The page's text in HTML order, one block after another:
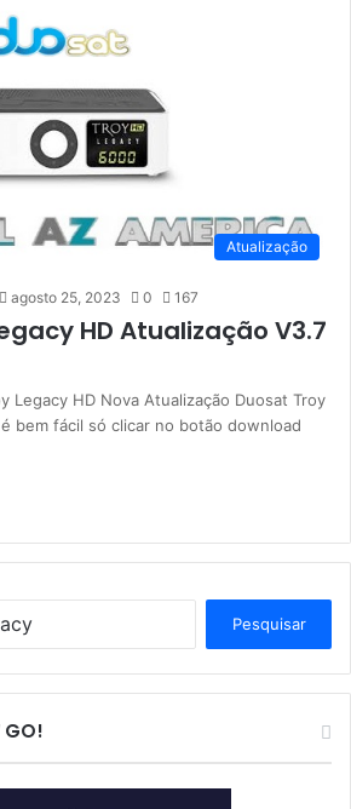
Atualização
agosto 25, 2023 0 167
HD Atualização V3.7
Legacy HD Nova Atualização Duosat Troy
bem fácil só clicar no botão download
q
s
a
GO!